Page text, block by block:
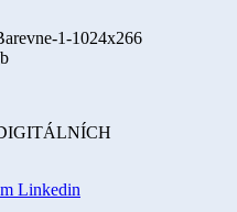
Linkedin